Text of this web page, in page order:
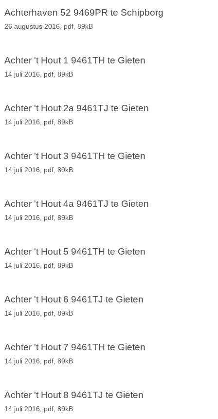
Achterhaven 52 9469PR te Schipborg
26 augustus 2016, pdf, 89kB
Achter 't Hout 1 9461TH te Gieten
14 juli 2016, pdf, 89kB
Achter 't Hout 2a 9461TJ te Gieten
14 juli 2016, pdf, 89kB
Achter 't Hout 3 9461TH te Gieten
14 juli 2016, pdf, 89kB
Achter 't Hout 4a 9461TJ te Gieten
14 juli 2016, pdf, 89kB
Achter 't Hout 5 9461TH te Gieten
14 juli 2016, pdf, 89kB
Achter 't Hout 6 9461TJ te Gieten
14 juli 2016, pdf, 89kB
Achter 't Hout 7 9461TH te Gieten
14 juli 2016, pdf, 89kB
Achter 't Hout 8 9461TJ te Gieten
14 juli 2016, pdf, 89kB